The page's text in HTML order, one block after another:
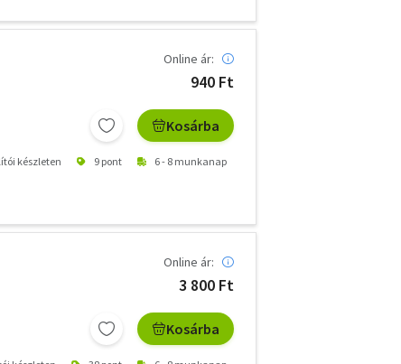
Online ár:
940 Ft
Kosárba
készleten 9 pont 6 - 8 munkanap
Online ár:
3 800 Ft
Kosárba